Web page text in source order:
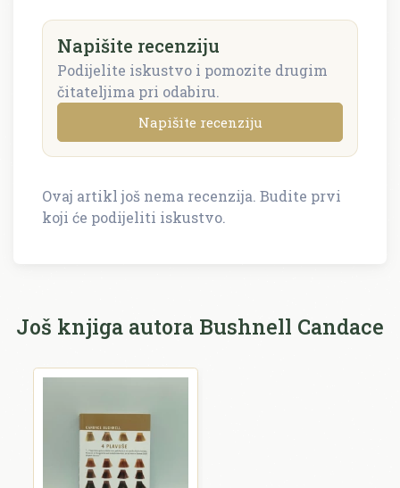
Napišite recenziju
Podijelite iskustvo i pomozite drugim
čitateljima pri odabiru.
Napišite recenziju
Napišite recenziju
Ocjena *
Ovaj artikl još nema recenzija. Budite prvi
koji će podijeliti iskustvo.
Još knjiga autora Bushnell Candace